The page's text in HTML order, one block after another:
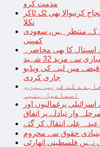
مذمت کرو
کرنیوالا بھی ٹک ٹاکر
نکلا
کے منتظر ہیں، سعودی
کمپنی
اسپتال کا بھی محاصرہ
سے مزید 32 شہید
میں لینے کی ویڈیو
جاری کردی
کے قریب ہیں،
اسماعیل ہنیہ
یرغمالیوں اور
وار تبادلے پر اتفاق
علی انتقال کر گئے
بنیادی حقوق سے محروم
فلسطینی اتھارٹی